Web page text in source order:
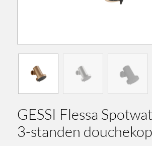
GESSI Flessa
3-standen douchekop